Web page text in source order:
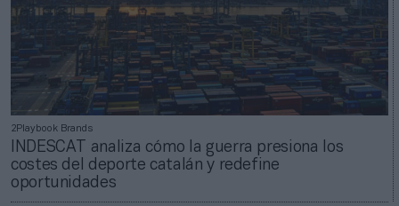
2Playbook Brands
INDESCAT analiza cómo la guerra presiona los
costes del deporte catalán y redefine
oportunidades